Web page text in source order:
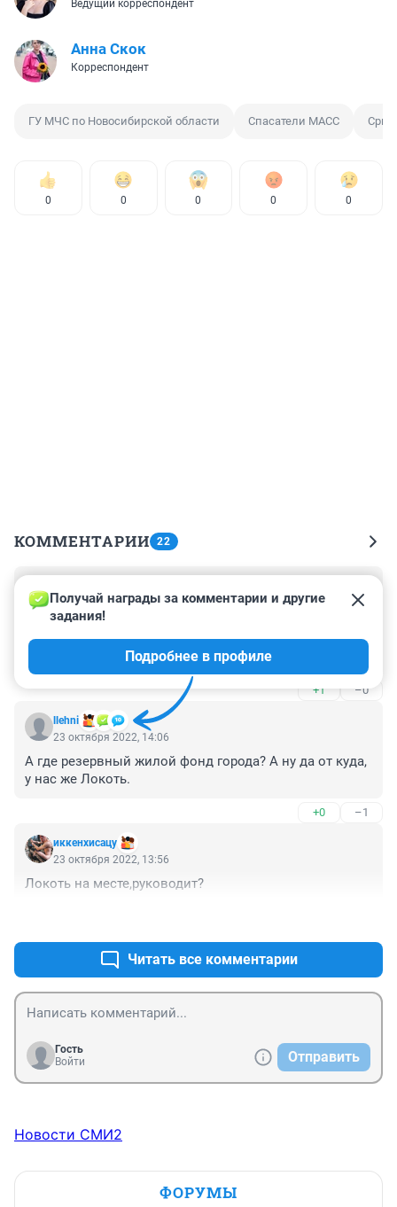
Ведущий корреспондент
Анна Скок
Корреспондент
ГУ МЧС по Новосибирской области Спасатели МАСС Срыв
0 0 0 0 0
КОММЕНТАРИИ 22
23 октября 2022, 14:44
В 16-ю французскую гимназию надо было везти.
Обеспечить горячим питанием в виде лягушачьих
лапок по-французски.
+1 –0
llehni
Получай награды за комментарии и другие
задания!
Подробнее в профиле
23 октября 2022, 14:06
А где резервный жилой фонд города? А ну да от куда,
у нас же Локоть.
+0 –1
иккенхисацу
23 октября 2022, 13:56
Локоть на месте,руководит?
Читать все комментарии
Гость
Войти
Отправить
Новости СМИ2
ФОРУМЫ